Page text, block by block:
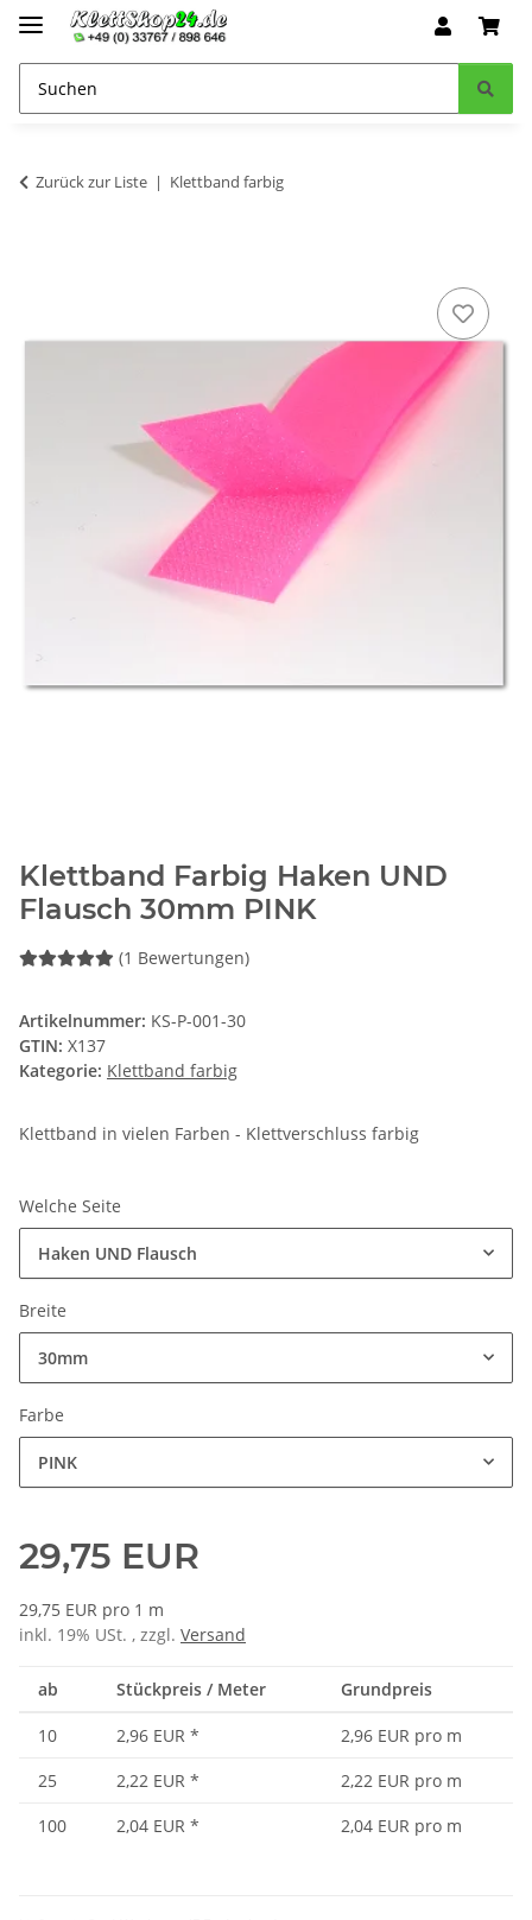
Zurück zur Liste Klettband farbig
Klettband Farbig Haken UND
Flausch 30mm PINK
(1 Bewertungen)
Artikelnummer: KS-P-001-30
GTIN: X137
Kategorie: Klettband farbig
Klettband in vielen Farben - Klettverschluss farbig
Welche Seite
Haken UND Flausch
Breite
30mm
Farbe
PINK
29,75 EUR
29,75 EUR pro 1 m
inkl. 19% USt. , zzgl. Versand
ab Stückpreis / Meter Grundpreis
10 2,96 EUR *
2,96 EUR pro m
25
2,22 EUR *
2,22 EUR pro m
100
2,04 EUR * 2,04 EUR pro m